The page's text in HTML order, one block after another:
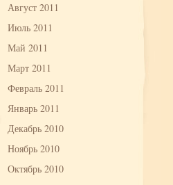
Август 2011
Июль 2011
Май 2011
Март 2011
Февраль 2011
Январь 2011
Декабрь 2010
Ноябрь 2010
Октябрь 2010